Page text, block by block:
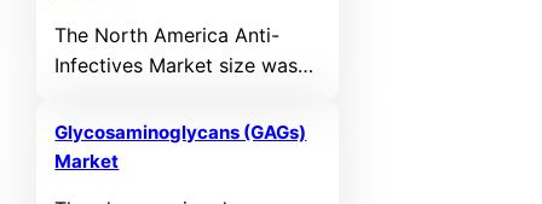
of 8.57% during the forecast
period.
The North America Anti-
Infectives Market size was
in 2021 and reached USD
31,551.94 MN in 2025. It is
Glycosaminoglycans (GAGs)
Market